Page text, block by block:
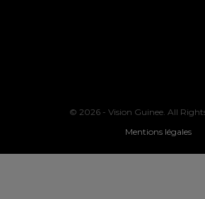
© 2026 - Vision Guinee. All Rights
Mentions légales